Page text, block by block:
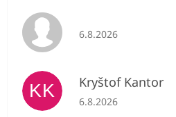
Hodnocení obchodu
6.8.2026
KK Kryštof Kantor
Hodnocení obchodu
6.8.2026